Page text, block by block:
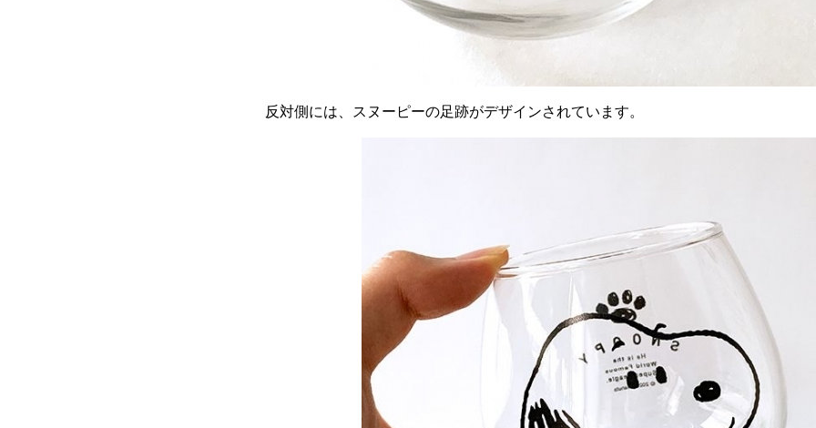
反対側には、スヌーピーの足跡がデザインされています。